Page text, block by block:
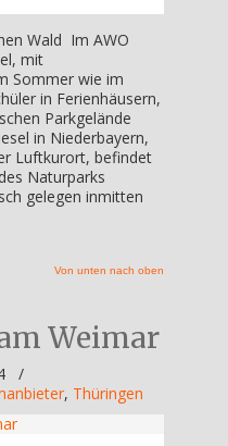
Wald Im AWO
mit
Sommer wie im
in Ferienhäusern,
Parkgelände
in Niederbayern,
Luftkurort, befindet
Naturparks
gelegen inmitten
Von unten nach oben
Weimar
/
, Thüringen